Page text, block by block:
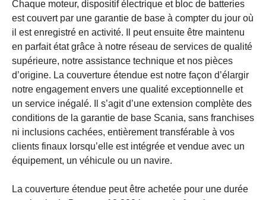
Chaque moteur, dispositif électrique et bloc de batteries
est couvert par une garantie de base à compter du jour où
il est enregistré en activité. Il peut ensuite être maintenu
en parfait état grâce à notre réseau de services de qualité
supérieure, notre assistance technique et nos pièces
d’origine. La couverture étendue est notre façon d’élargir
notre engagement envers une qualité exceptionnelle et
un service inégalé. Il s’agit d’une extension complète des
conditions de la garantie de base Scania, sans franchises
ni inclusions cachées, entièrement transférable à vos
clients finaux lorsqu’elle est intégrée et vendue avec un
équipement, un véhicule ou un navire.
La couverture étendue peut être achetée pour une durée